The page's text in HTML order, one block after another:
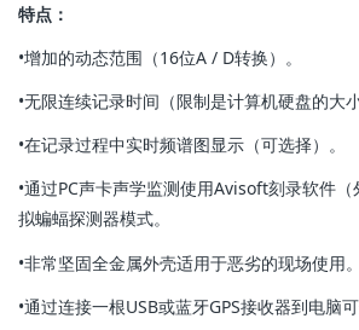
特点：
•增加的动态范围（16位A / D转换）。
•无限连续记录时间（限制是计算机硬盘的大小
•在记录过程中实时频谱图显示（可选择）。
•通过PC声卡声学监测使用Avisoft刻录软件
拟蝙蝠探测器模式。
•非常坚固全金属外壳适用于恶劣的现场使用。
•通过连接一根USB或蓝牙GPS接收器到电脑可